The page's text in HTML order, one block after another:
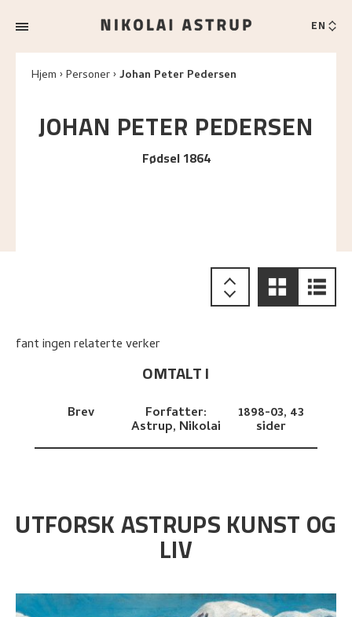
EN
Hjem Personer Johan Peter Pedersen
JOHAN PETER PEDERSEN
Fødsel 1864
fant ingen relaterte verker
OMTALT I
Brev Forfatter:
Astrup, Nikolai
1898-03, 43
sider
UTFORSK ASTRUPS KUNST OG
LIV